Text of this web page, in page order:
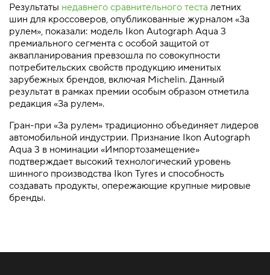
Результаты недавнего сравнительного теста летних
шин для кроссоверов, опубликованные журналом «За
рулем», показали: модель Ikon Autograph Aqua 3
премиального сегмента с особой защитой от
аквапланирования превзошла по совокупности
потребительских свойств продукцию именитых
зарубежных брендов, включая Michelin. Данный
результат в рамках премии особым образом отметила
редакция «За рулем».
Гран-при «За рулем» традиционно объединяет лидеров
автомобильной индустрии. Признание Ikon Autograph
Aqua 3 в номинации «Импортозамещение»
подтверждает высокий технологический уровень
шинного производства Ikon Tyres и способность
создавать продукты, опережающие крупные мировые
бренды.